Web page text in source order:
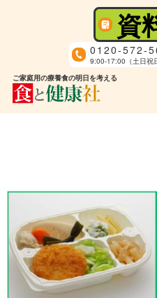
ご家庭用の療養食の明日を考える
資
0120-572-
9:00-17:00（土日祝